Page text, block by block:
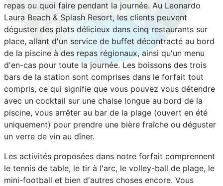
repas ou quoi faire pendant la journée. Au Leonardo
Laura Beach & Splash Resort, les clients peuvent
déguster des plats délicieux dans cinq restaurants sur
place, allant d'un service de buffet décontracté au bord
de la piscine à des repas régionaux, ainsi qu'un menu
d'en-cas pour toute la journée. Les boissons des trois
bars de la station sont comprises dans le forfait tout
compris, ce qui signifie que vous pouvez vous détendre
avec un cocktail sur une chaise longue au bord de la
piscine, vous arrêter au bar de la plage (ouvert en été
uniquement) pour prendre une bière fraîche ou déguster
un verre de vin au dîner.
Les activités proposées dans notre forfait comprennent
le tennis de table, le tir à l'arc, le volley-ball de plage, le
mini-football et bien d'autres choses encore. Vous